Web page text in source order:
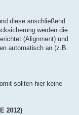
diese anschließend
werden die
(Alignment) und
automatisch an (z.B.
sollten hier keine
2012)